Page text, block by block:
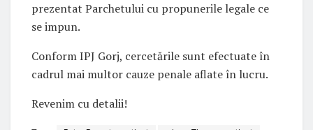
prezentat Parchetului cu propunerile legale ce
se impun.
Conform IPJ Gorj, cercetările sunt efectuate în
cadrul mai multor cauze penale aflate în lucru.
Revenim cu detalii!